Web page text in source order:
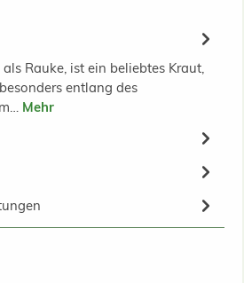
Rauke, ist ein beliebtes Kraut,
entlang des
Mehr